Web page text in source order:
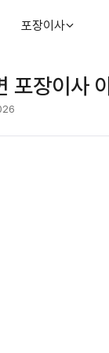
포장이사
포장이사